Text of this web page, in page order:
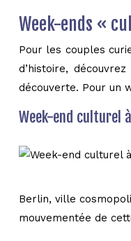
Week-ends «
Pour les couples
d’histoire,
découverte. Pour un
Week-end culturel
Berlin, ville
mouvementée de